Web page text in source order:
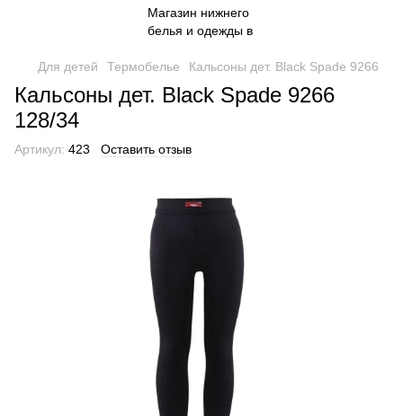
Для детей Термобелье Кальсоны дет. Black Spade 9266
Кальсоны дет. Black Spade 9266
128/34
Артикул: 423 Оставить отзыв